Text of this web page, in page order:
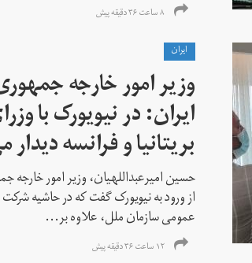
۸ ساعت ۳۶ دقیقه پیش
ايران
وزیر امور خارجه
ایران: در نیویورک با
بریتانیا و فرانسه
حسین امیرعبداللهیان، وزیر امور
از ورود به نیویورک گفت که در حاشیه
عمومی سازمان ملل، علاوه بر...
۱۲ ساعت ۳۶ دقیقه پیش